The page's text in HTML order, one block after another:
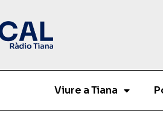
Viure a Tiana